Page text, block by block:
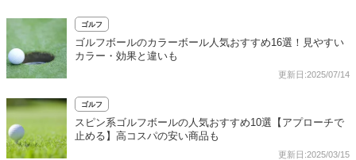
ゴルフ
ゴルフボールのカラーボール人気おすすめ16選！見やすい
カラー・効果と違いも
更新日:2025/07/14
ゴルフ
スピン系ゴルフボールの人気おすすめ10選【アプローチで
止める】高コスパの安い商品も
更新日:2025/03/15